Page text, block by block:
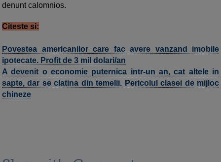
denunt calomnios.
Citeste si:
Povestea americanilor care fac avere vanzand imobile
ipotecate. Profit de 3 mil dolari/an
A devenit o economie puternica intr-un an, cat altele in
sapte, dar se clatina din temelii. Pericolul clasei de mijloc
chineze